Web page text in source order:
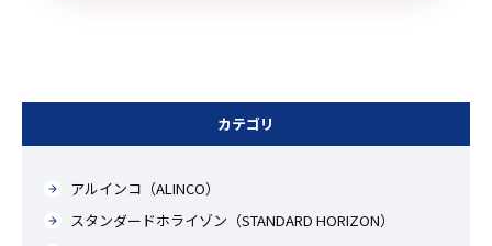
カテゴリ
アルインコ（ALINCO）
スタンダードホライゾン（STANDARD HORIZON）